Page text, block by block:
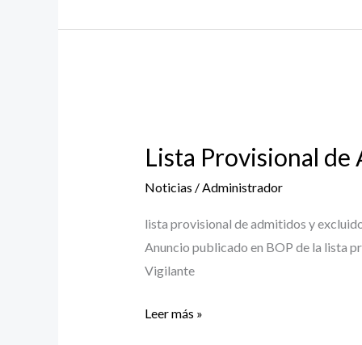
Lista Provisional
Noticias /Administrador
lista provisional de admitidos y
Anuncio publicado en BOP de la lista
Vigilante
Admitidos….
Leer más »